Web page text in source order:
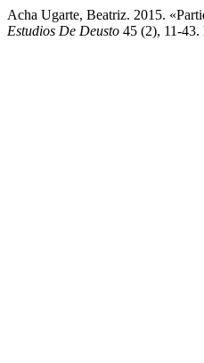
Acha Ugarte, Beatriz. 2015.
Estudios De Deusto 45 (2), 11-43.